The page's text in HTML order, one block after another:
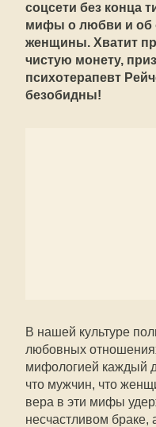
соцсети без конца
мифы о любви и об
женщины. Хватит
чистую монету,
психотерапевт
безобидны!
В нашей культуре
любовных
мифологией каждый
что мужчин, что
вера в эти мифы
несчастливом браке,